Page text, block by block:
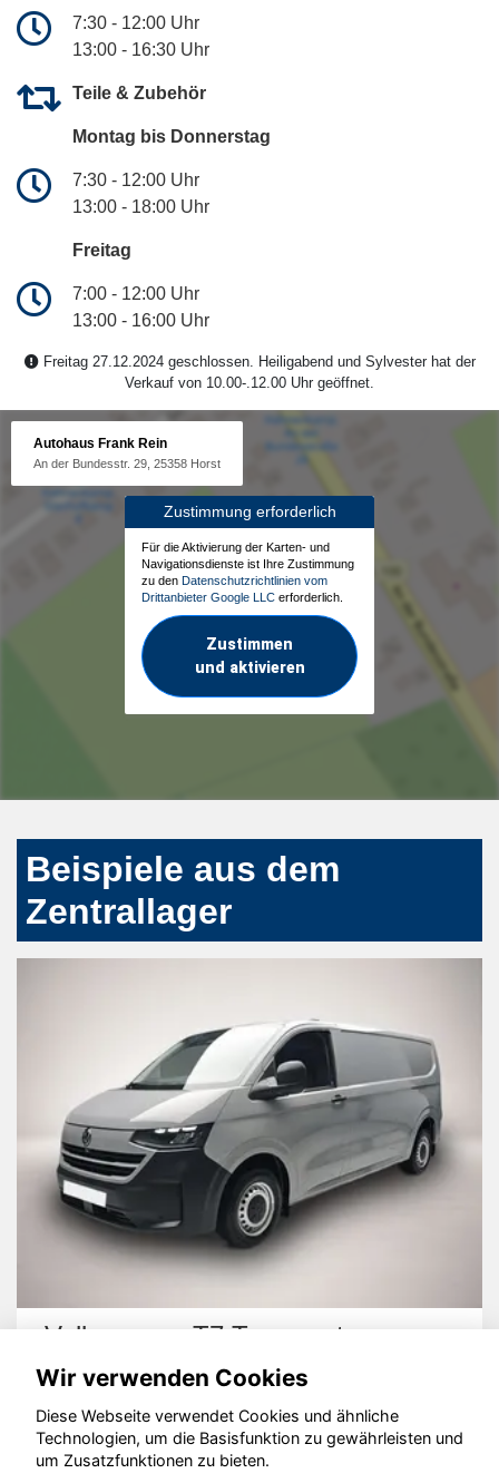
7:30 - 12:00 Uhr
13:00 - 16:30 Uhr
Teile & Zubehör
Montag bis Donnerstag
7:30 - 12:00 Uhr
13:00 - 18:00 Uhr
Freitag
7:00 - 12:00 Uhr
13:00 - 16:00 Uhr
Freitag 27.12.2024 geschlossen. Heiligabend und Sylvester hat der
Verkauf von 10.00-.12.00 Uhr geöffnet.
Autohaus Frank Rein
An der Bundesstr. 29, 25358 Horst
Zustimmung erforderlich
Für die Aktivierung der Karten- und
Navigationsdienste ist Ihre Zustimmung
zu den Datenschutzrichtlinien vom
Drittanbieter Google LLC erforderlich.
Zustimmen
und aktivieren
Beispiele aus dem
Zentrallager
Volkswagen T7 Transporter
© konjunkturmotor.de GmbH 2020 - 2026
Wir verwenden Cookies
Diese Webseite verwendet Cookies und ähnliche
Technologien, um die Basisfunktion zu gewährleisten und
um Zusatzfunktionen zu bieten.